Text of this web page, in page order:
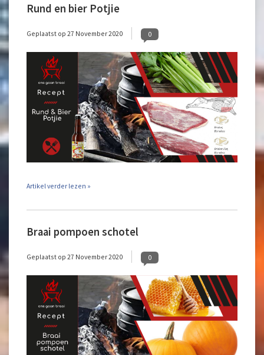
Rund en bier Potjie
Geplaatst op 27 November 2020 0
Artikel verder lezen »
Braai pompoen schotel
Geplaatst op 27 November 2020 0